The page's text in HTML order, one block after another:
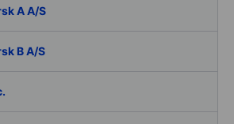
A A/S
B A/S